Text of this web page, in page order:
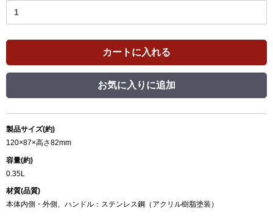
カートに入れる
お気に入りに追加
製品サイズ(約)
120×87×高さ82mm
容量(約)
0.35L
材質(品質)
本体内側・外側、ハンドル：ステンレス鋼（アクリル樹脂塗装）